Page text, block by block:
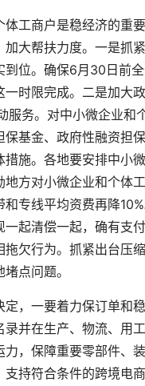
商户是稳经济的重
大帮扶力度。一是抓
位。确保6月30日前
时限完成。二是加大
服务。对中小微企业
基金、政府性融资担
施。各地要安排中小
方对小微企业和个体
专线平均资费再降
起清偿一起，确有支
欠行为。抓紧出台压
点问题。
一要着力保订单和
并在生产、物流、用
，保障重要零部件、
持符合条件的跨境电